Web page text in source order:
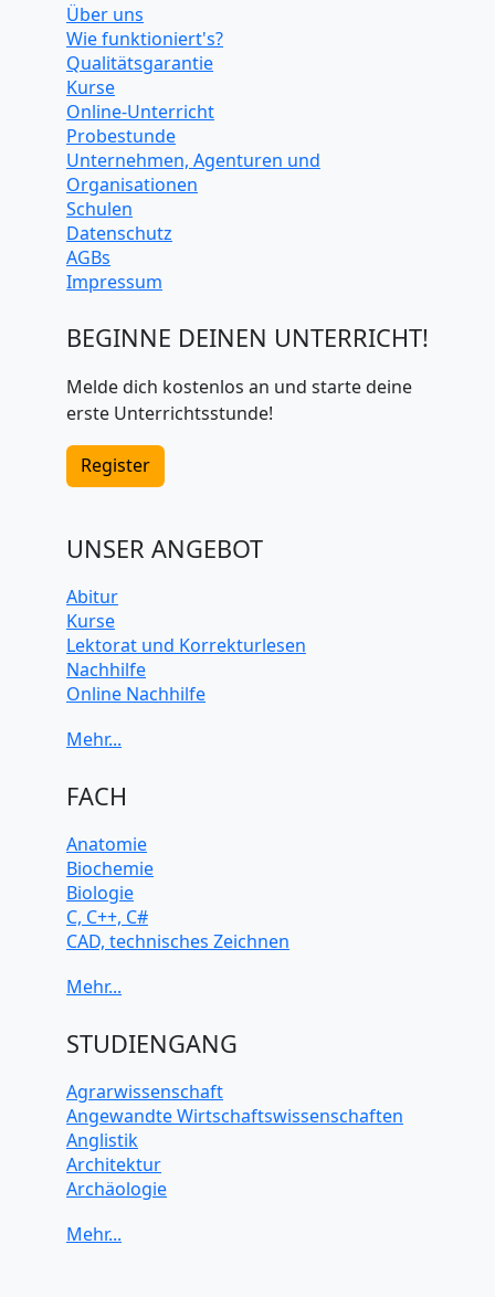
Über uns
Wie funktioniert's?
Qualitätsgarantie
Kurse
Online-Unterricht
Probestunde
Unternehmen, Agenturen und
Organisationen
Schulen
Datenschutz
AGBs
Impressum
BEGINNE DEINEN UNTERRICHT!
Melde dich kostenlos an und starte deine
erste Unterrichtsstunde!
Register
UNSER ANGEBOT
Abitur
Kurse
Lektorat und Korrekturlesen
Nachhilfe
Online Nachhilfe
FACH
Anatomie
Biochemie
Biologie
C, C++, C#
CAD, technisches Zeichnen
Computerarchitektur
Elektrotechnik
Java
JavaScript
Künstliche Intelligenz
Latein
Makroökonomie
Mechanik
STUDIENGANG
Agrarwissenschaft
Angewandte Wirtschaftswissenschaften
Anglistik
Architektur
Archäologie
Biochemie Wissenschaften